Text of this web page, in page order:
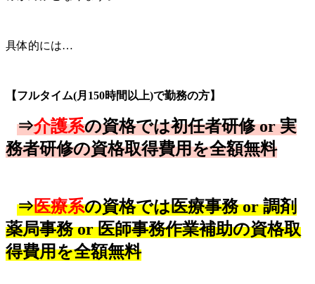
具体的には…
【フルタイム(月150時間以上)で勤務の方】
⇒介護系の資格では初任者研修 or 実
務者研修の資格取得費用を全額無料
⇒医療系の資格では医療事務 or 調剤
薬局事務 or 医師事務作業補助の資格取
得費用を全額無料